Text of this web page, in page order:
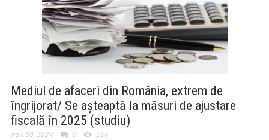
Mediul de afaceri din România, extrem de
îngrijorat/ Se așteaptă la măsuri de ajustare
fiscală în 2025 (studiu)
nov. 30, 2024 0 164